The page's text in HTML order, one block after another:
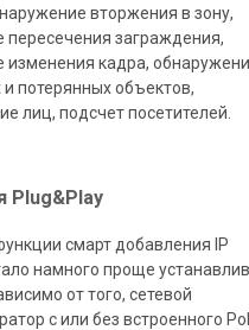
вторжения в зону,
пересечения заграждения,
изменения кадра,
потерянных объектов,
лиц, подсчет посетителей.
Plug&Play
смарт добавления IP
намного проще
от того, сетевой
с или без встроенного